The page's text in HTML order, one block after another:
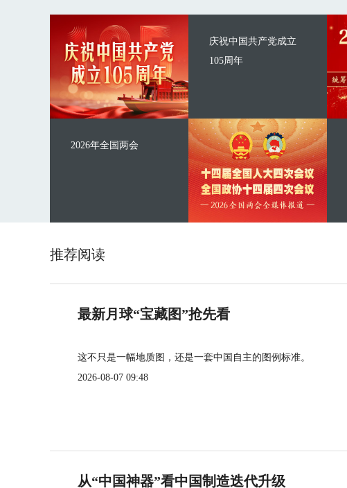
庆祝中国共产党成立
105周年
2026年全国两会
推荐阅读
最新月球“宝藏图”抢先看
这不只是一幅地质图，还是一套中国自主的图例标准。
2026-08-07 09:48
从“中国神器”看中国制造迭代升级